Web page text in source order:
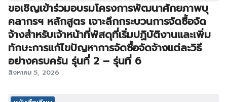
ขอเชิญเข้าร่วมอบรมโครงการพัฒนาศักยภาพบุ
คลากรฯ หลักสูตร เจาะลึกกระบวนการจัดซื้อจัด
จ้างสำหรับเจ้าหน้าที่พัสดุที่เริ่มปฏิบัติงานและเพิ่ม
ทักษะการแก้ไขปัญหาการจัดซื้อจัดจ้างแต่ละวิธี
อย่างครบครัน รุ่นที่ 2 – รุ่นที่ 6
สิงหาคม 5, 2026